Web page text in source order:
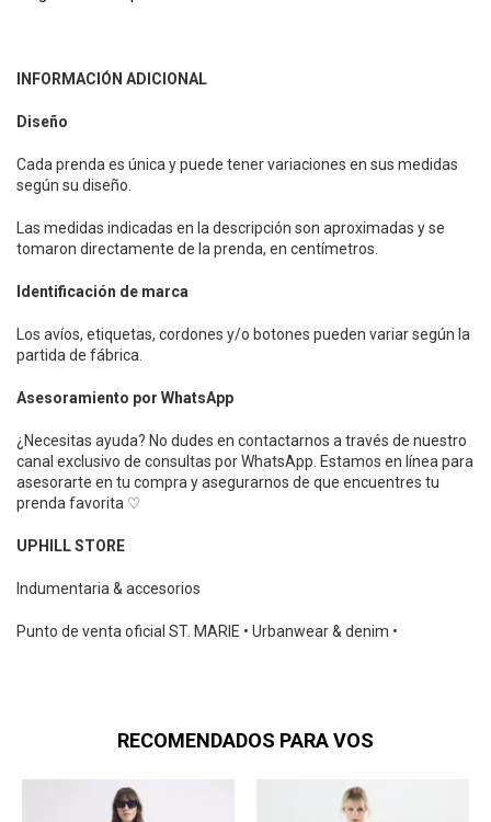
INFORMACIÓN ADICIONAL
Diseño
Cada prenda es única y puede tener variaciones en sus medidas
según su diseño.
Las medidas indicadas en la descripción son aproximadas y se
tomaron directamente de la prenda, en centímetros.
Identificación de marca
Los avíos, etiquetas, cordones y/o botones pueden variar según la
partida de fábrica.
Asesoramiento por WhatsApp
¿Necesitas ayuda? No dudes en contactarnos a través de nuestro
canal exclusivo de consultas por WhatsApp. Estamos en línea para
asesorarte en tu compra y asegurarnos de que encuentres tu
prenda favorita ♡
UPHILL STORE
Indumentaria & accesorios
Punto de venta oficial ST. MARIE • Urbanwear & denim •
RECOMENDADOS PARA VOS